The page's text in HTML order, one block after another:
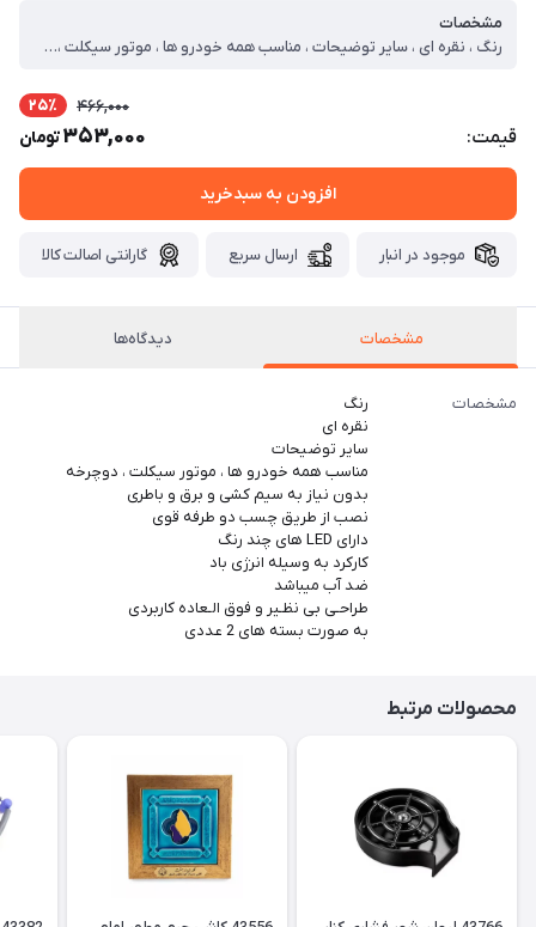
مشخصات
رنگ ، نقره ای ، سایر توضیحات ، مناسب همه خودرو ها ، موتور سیکلت ، دوچرخه ، بدون نیاز به سیم کشی و برق و باطری ، نصب از طریق چسب دو طرفه قوی ، دارای LED های چند رنگ ، کارکرد به وسیله انرژی باد ، ضد آب میباشد ، طراحـی بی نظـیر و فوق الـعاده کاربردی ، به صورت بسته های 2 عددی
قیمت:
466,000 25٪
353,000تومان
افزودن به سبدخرید
موجود در انبار ارسال سریع گارانتی اصالت کالا
مشخصات دیدگاه‌ها
مشخصات
رنگ
نقره ای
سایر توضیحات
مناسب همه خودرو ها ، موتور سیکلت ، دوچرخه
بدون نیاز به سیم کشی و برق و باطری
نصب از طریق چسب دو طرفه قوی
دارای LED های چند رنگ
کارکرد به وسیله انرژی باد
ضد آب میباشد
طراحـی بی نظـیر و فوق الـعاده کاربردی
به صورت بسته های 2 عددی
محصولات مرتبط